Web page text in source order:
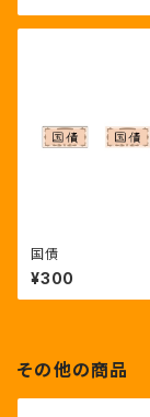
国債
¥300
その他の商品